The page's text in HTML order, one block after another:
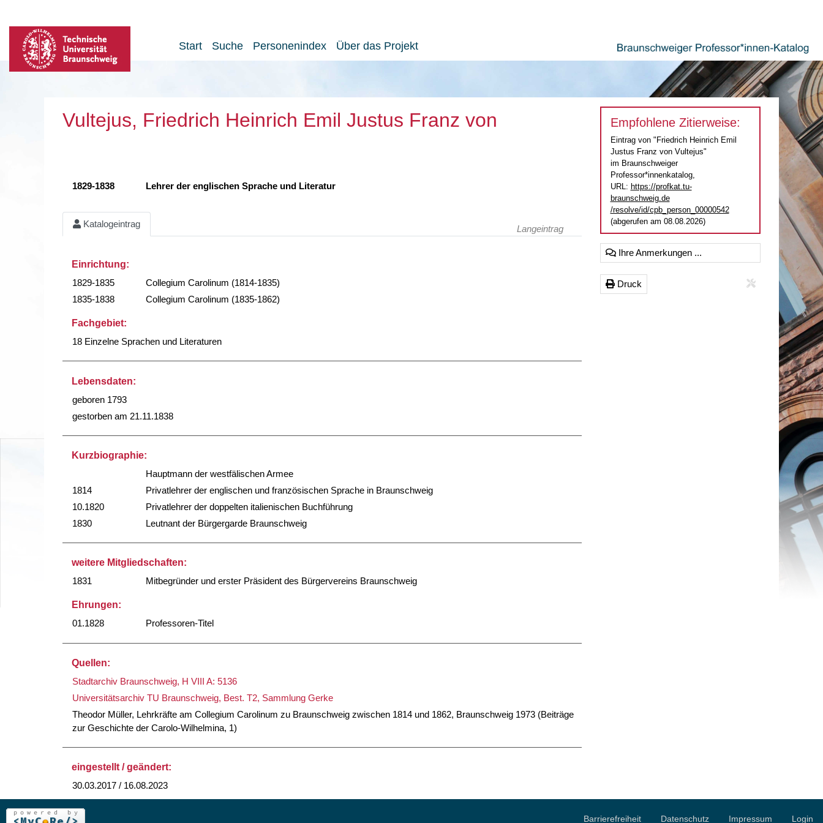
Start Suche Personenindex Über das Projekt
Vultejus, Friedrich Heinrich Emil Justus Franz von
1829-1838 Lehrer der englischen Sprache und Literatur
Katalogeintrag Langeintrag
Einrichtung:
1829-1835
Collegium Carolinum (1814-1835)
1835-1838
Collegium Carolinum (1835-1862)
Fachgebiet:
18 Einzelne Sprachen und Literaturen
Lebensdaten:
geboren 1793
gestorben am 21.11.1838
Kurzbiographie:
Hauptmann der westfälischen Armee
1814
Privatlehrer der englischen und französischen Sprache in Braunschweig
10.1820
Privatlehrer der doppelten italienischen Buchführung
1830
Leutnant der Bürgergarde Braunschweig
weitere Mitgliedschaften:
1831
Mitbegründer und erster Präsident des Bürgervereins Braunschweig
Ehrungen:
01.1828
Professoren-Titel
Quellen:
Stadtarchiv Braunschweig, H VIII A: 5136
Universitätsarchiv TU Braunschweig, Best. T2, Sammlung Gerke
Theodor Müller, Lehrkräfte am Collegium Carolinum zu Braunschweig zwischen 1814 und 1862, Braunschweig 1973 (Beiträge
zur Geschichte der Carolo-Wilhelmina, 1)
eingestellt / geändert:
30.03.2017 / 16.08.2023
Empfohlene Zitierweise:
Eintrag von "Friedrich Heinrich Emil
Justus Franz von Vultejus"
im Braunschweiger
Professor*innenkatalog,
URL: https://profkat.tu-
braunschweig.de
/resolve/id/cpb_person_00000542
(abgerufen am 08.08.2026)
Ihre Anmerkungen ...
Druck
Barrierefreiheit Datenschutz Impressum Login